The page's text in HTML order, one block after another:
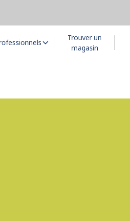
Trouver un
magasin